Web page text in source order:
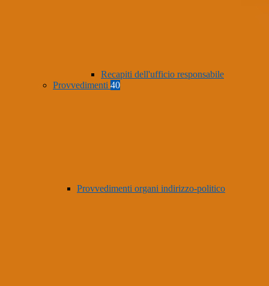
Recapiti dell'ufficio responsabile
Provvedimenti 40
Provvedimenti organi indirizzo-politico